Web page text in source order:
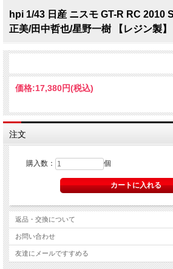
hpi 1/43 日産 ニスモ GT-R RC 2010
正美/田中哲也/星野一樹 【レジン製】
価格:17,380円(税込)
注文
購入数： 個
返品・交換について
お問い合わせ
友達にメールですすめる